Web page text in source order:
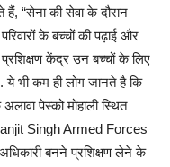
“सेना की सेवा के दौरान
के बच्चों की पढ़ाई और
केंद्र उन बच्चों के लिए
भी कम ही लोग जानते है कि
पेस्को मोहाली स्थित
Singh Armed Forces
बनने प्रशिक्षण लेने के